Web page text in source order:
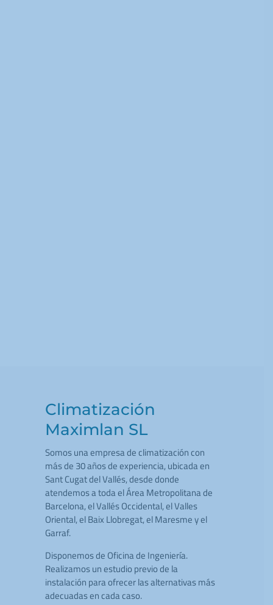
Climatización
Maximlan SL
Somos una empresa de climatización con
más de 30 años de experiencia, ubicada en
Sant Cugat del Vallés, desde donde
atendemos a toda el Área Metropolitana de
Barcelona, el Vallés Occidental, el Valles
Oriental, el Baix Llobregat, el Maresme y el
Garraf.
Disponemos de Oficina de Ingeniería.
Realizamos un estudio previo de la
instalación para ofrecer las alternativas más
adecuadas en cada caso.